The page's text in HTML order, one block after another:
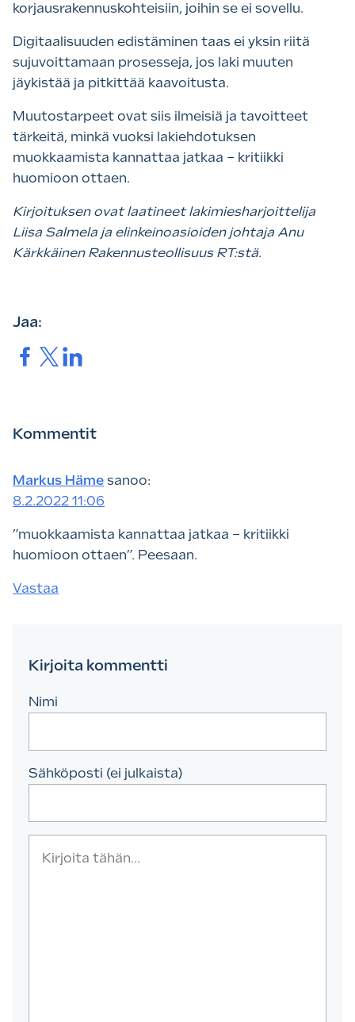
korjausrakennuskohteisiin, joihin se ei sovellu.
Digitaalisuuden edistäminen taas ei yksin riitä
sujuvoittamaan prosesseja, jos laki muuten
jäykistää ja pitkittää kaavoitusta.
Muutostarpeet ovat siis ilmeisiä ja tavoitteet
tärkeitä, minkä vuoksi lakiehdotuksen
muokkaamista kannattaa jatkaa – kritiikki
huomioon ottaen.
Kirjoituksen ovat laatineet lakimiesharjoittelija
Liisa Salmela ja elinkeinoasioiden johtaja Anu
Kärkkäinen Rakennusteollisuus RT:stä.
Jaa:
Jaa. Jaa.Jaa.
Kommentit
Markus Häme sanoo:
8.2.2022 11:06
”muokkaamista kannattaa jatkaa – kritiikki
huomioon ottaen”. Peesaan.
Vastaa
Kirjoita kommentti
Nimi
Sähköposti (ei julkaista)